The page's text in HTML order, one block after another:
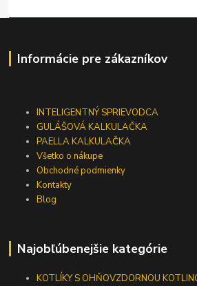
Informácie pre zákazníkov
INTELIGENTNÝ SPRIEVODCA
GULÁŠOVÁ KALKULAČKA
PAELLA KALKULAČKA
Všetko o nákupe
Obchodné podmienky
Kontakty
Blog
Najobľúbenejšie kategórie
KOTLÍKY S OHŇOVZDORNOU